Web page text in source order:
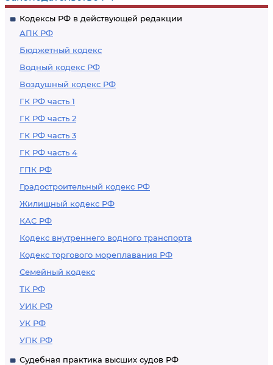
Кодексы РФ в действующей редакции
АПК РФ
Бюджетный кодекс
Водный кодекс РФ
Воздушный кодекс РФ
ГК РФ часть 1
ГК РФ часть 2
ГК РФ часть 3
ГК РФ часть 4
ГПК РФ
Градостроительный кодекс РФ
Жилищный кодекс РФ
КАС РФ
Кодекс внутреннего водного транспорта
Кодекс торгового мореплавания РФ
Семейный кодекс
ТК РФ
УИК РФ
УК РФ
УПК РФ
Судебная практика высших судов РФ